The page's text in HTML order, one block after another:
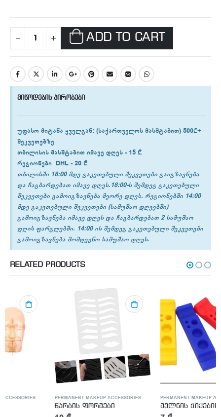
ADD TO CART
მიწოდების პირობები
უფასო მიტანა ყველგან: (საქართველოს მასშტაბით) 500₾+
შეკვეთებზე
თბილისის მასშტაბით იმავე დღეს -15 ₾
რეგიონები DHL -20 ₾
თბილისში 18:00 მდე გაკეთებული შეკვეთები გაიგზავნება
და ჩაგბარდებათ იმავე დღეს.18:00-ს შემდეგ გაკეთებული
შეკვეთები გამოიგზავნება მეორე დღეს. რეგიონებში 14:00
მდე გაკეთებული შეკვეთები (სამუშაო დღეებში)
გამოიგზავნება იმავე დღეს და ჩაგბარდებათ 2 სამუშაო
დღის ფარგლებში. 14:00 ის შემდეგ გაკეთებული შეკვეთები
გამოიგზავნება მომდევნო სამუშაო დღეს.
RELATED PRODUCTS
PERMANENT MAKEUP ACCESSORIES
წარბის ფორმები
PERMANENT MAKEUP ACCESSORIES,
მელნის ჭიქების სტენდი – Inc Cup Stend